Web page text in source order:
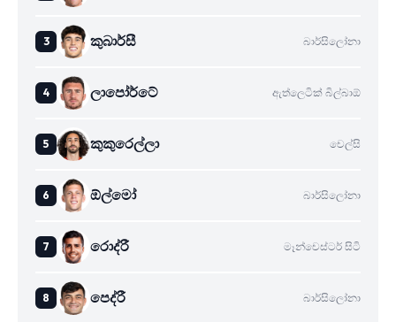
කුබාර්සී බාර්සිලෝනා
ලාපෝර්ටේ ඇත්ලෙටික් බිල්බාඕ
කුකුරෙල්ලා චෙල්සි
ඕල්මෝ බාර්සිලෝනා
රොද්රී මෑන්චෙස්ටර් සිටි
පෙද්රී බාර්සිලෝනා